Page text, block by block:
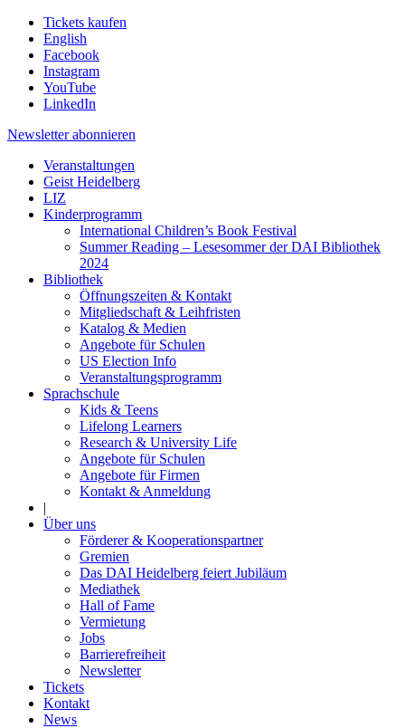
Tickets kaufen
English
Facebook
Instagram
YouTube
LinkedIn
Newsletter abonnieren
Veranstaltungen
Geist Heidelberg
LIZ
Kinderprogramm
International Children’s Book Festival
Summer Reading – Lesesommer der DAI Bibliothek
2024
Bibliothek
Öffnungszeiten & Kontakt
Mitgliedschaft & Leihfristen
Katalog & Medien
Angebote für Schulen
US Election Info
Veranstaltungsprogramm
Sprachschule
Kids & Teens
Lifelong Learners
Research & University Life
Angebote für Schulen
Angebote für Firmen
Kontakt & Anmeldung
|
Über uns
Förderer & Kooperationspartner
Gremien
Das DAI Heidelberg feiert Jubiläum
Mediathek
Hall of Fame
Vermietung
Jobs
Barrierefreiheit
Newsletter
Tickets
Kontakt
News